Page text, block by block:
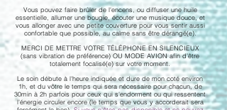
Vous pouvez faire brûler de l'encens, ou diffuser une huile
essentielle, allumer une bougie, écouter une musique douce, et
vous allonger avec une petite couverture pour vous sentir aussi
confortable que possible, au calme sans être dérangé(e).
MERCI DE METTRE VOTRE TÉLÉPHONE EN SILENCIEUX
(sans vibration de préférence) OU MODE AVION afin d’être
totalement focalisé(e) sur votre moment.
Le soin débute à l'heure indiquée et dure de mon coté environ
1h, et du vôtre le temps qui sera nécessaire pour chacun, de
30min à 2h parfois pour ceux qui s'endorment ou qui ressentent
l'énergie circuler encore (le temps que vous y accorderait sera